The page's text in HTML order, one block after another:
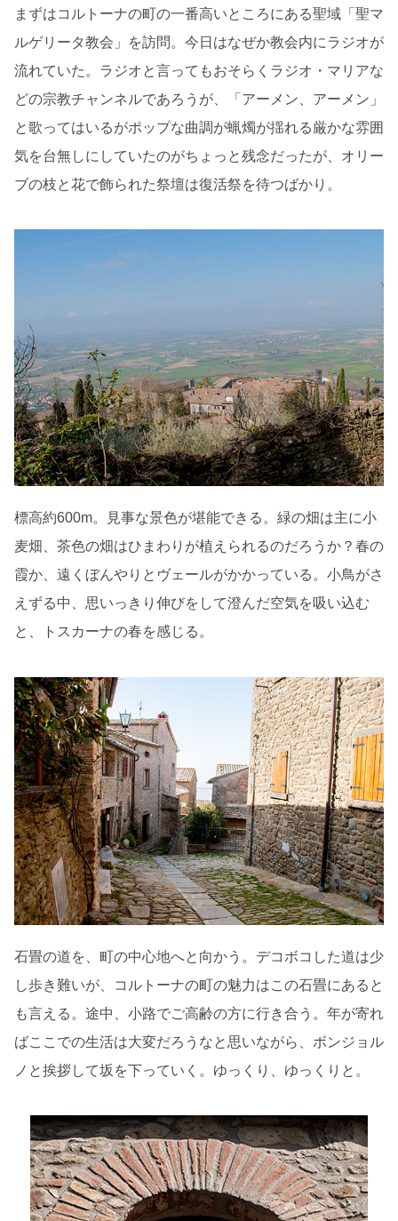
まずはコルトーナの町の一番高いところにある聖域「聖マ
ルゲリータ教会」を訪問。今日はなぜか教会内にラジオが
流れていた。ラジオと言ってもおそらくラジオ・マリアな
どの宗教チャンネルであろうが、「アーメン、アーメン」
と歌ってはいるがポップな曲調が蝋燭が揺れる厳かな雰囲
気を台無しにしていたのがちょっと残念だったが、オリー
ブの枝と花で飾られた祭壇は復活祭を待つばかり。
標高約600m。見事な景色が堪能できる。緑の畑は主に小
麦畑、茶色の畑はひまわりが植えられるのだろうか？春の
霞か、遠くぼんやりとヴェールがかかっている。小鳥がさ
えずる中、思いっきり伸びをして澄んだ空気を吸い込む
と、トスカーナの春を感じる。
石畳の道を、町の中心地へと向かう。デコボコした道は少
し歩き難いが、コルトーナの町の魅力はこの石畳にあると
も言える。途中、小路でご高齢の方に行き合う。年が寄れ
ばここでの生活は大変だろうなと思いながら、ボンジョル
ノと挨拶して坂を下っていく。ゆっくり、ゆっくりと。